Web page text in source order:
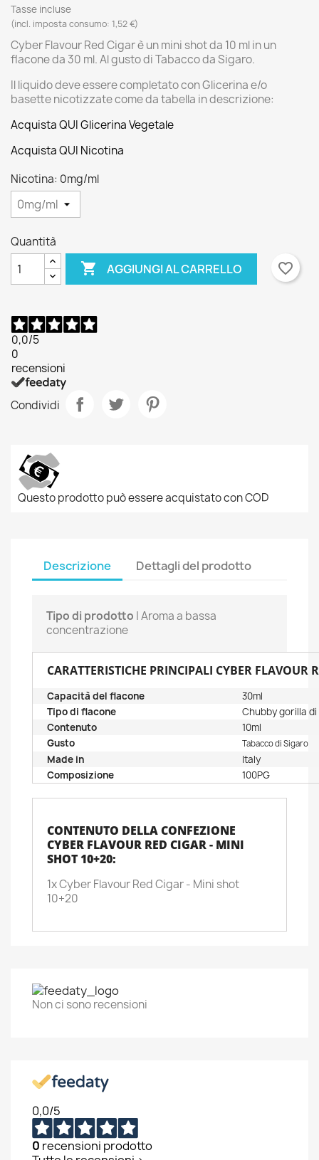
Tasse incluse
(incl. imposta consumo: 1,52 €)
Cyber Flavour Red Cigar è un mini shot da 10 ml in un
flacone da 30 ml. Al gusto di Tabacco da Sigaro.
Il liquido deve essere completato con Glicerina e/o
basette nicotizzate come da tabella in descrizione:
Acquista QUI Glicerina Vegetale
Acquista QUI Nicotina
Nicotina: 0mg/ml
Quantità
 AGGIUNGI AL CARRELLO favorite_border
0,0/5
0
recensioni
Condividi
Questo prodotto può essere acquistato con COD
Descrizione Dettagli del prodotto
Tipo di prodotto | Aroma a bassa
concentrazione
CARATTERISTICHE PRINCIPALI CYBER FLAVOUR
Capacità del flacone
30ml
Tipo di flacone
Chubby gorilla
Contenuto
10ml
Gusto
Tabacco di Sigaro
Made in
Italy
Composizione
100PG
CONTENUTO DELLA CONFEZIONE
CYBER FLAVOUR RED CIGAR - MINI
SHOT 10+20:
1x Cyber Flavour Red Cigar - Mini shot
10+20
Non ci sono recensioni
0,0/5
0 recensioni prodotto